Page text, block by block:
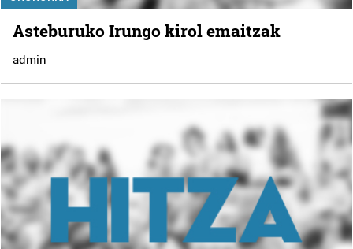
Asteburuko Irungo kirol emaitzak
admin